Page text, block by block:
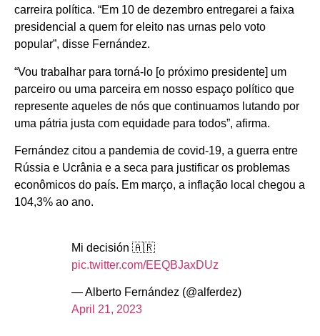
carreira política. “Em 10 de dezembro entregarei a faixa
presidencial a quem for eleito nas urnas pelo voto
popular”, disse Fernández.
“Vou trabalhar para torná-lo [o próximo presidente] um
parceiro ou uma parceira em nosso espaço político que
represente aqueles de nós que continuamos lutando por
uma pátria justa com equidade para todos”, afirma.
Fernández citou a pandemia de covid-19, a guerra entre
Rússia e Ucrânia e a seca para justificar os problemas
econômicos do país. Em março, a inflação local chegou a
104,3% ao ano.
Mi decisión 🇦🇷
pic.twitter.com/EEQBJaxDUz
— Alberto Fernández (@alferdez)
April 21, 2023